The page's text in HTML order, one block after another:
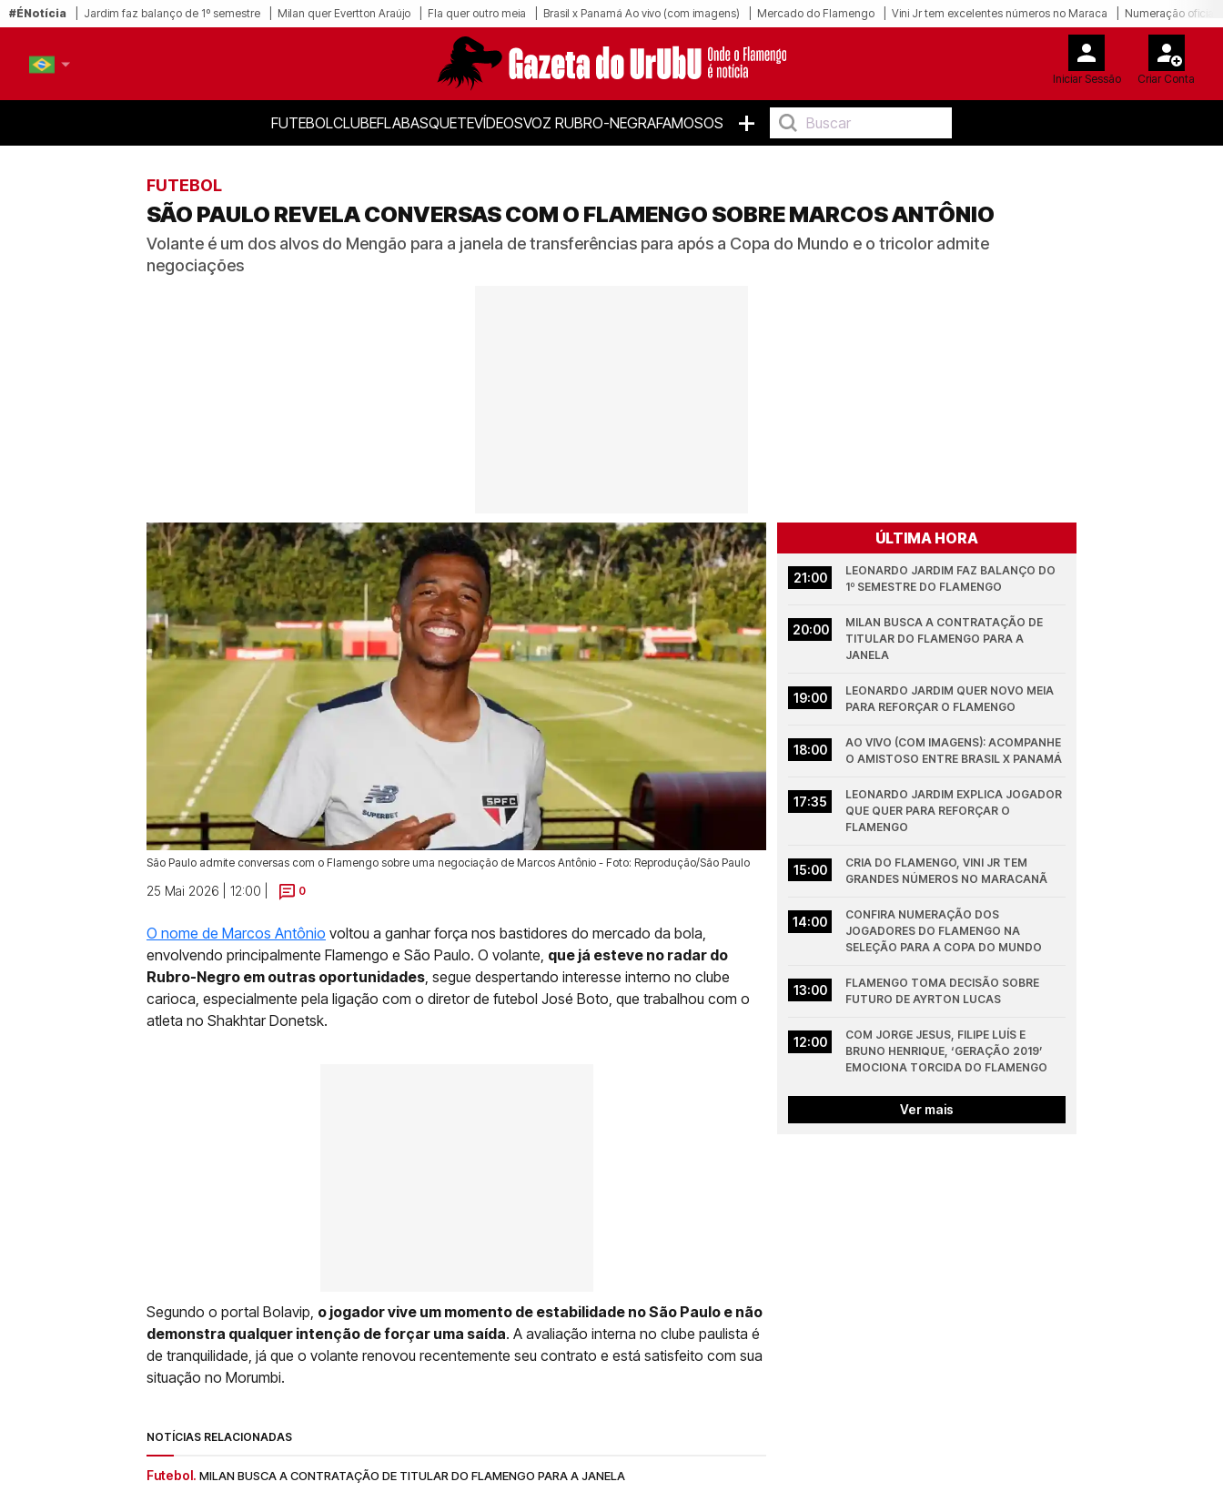
#ÉNotícia Jardim faz balanço de 1º semestre Milan quer Evertton Araújo Fla quer outro meia Brasil x Panamá Ao vivo (com imagens) Mercado do Flamengo Vini Jr tem excelentes números no Maraca Numeração oficial
Iniciar Sessão Criar Conta
FUTEBOLCLUBEFLABASQUETEVÍDEOSVOZ RUBRO-NEGRAFAMOSOS +
FUTEBOL
SÃO PAULO REVELA CONVERSAS COM O FLAMENGO SOBRE MARCOS ANTÔNIO
Volante é um dos alvos do Mengão para a janela de transferências para após a Copa do Mundo e o tricolor admite
negociações
São Paulo admite conversas com o Flamengo sobre uma negociação de Marcos Antônio - Foto: Reprodução/São Paulo
25 Mai 2026 | 12:00 | 0
O nome de Marcos Antônio voltou a ganhar força nos bastidores do mercado da bola,
envolvendo principalmente Flamengo e São Paulo. O volante, que já esteve no radar do
Rubro-Negro em outras oportunidades, segue despertando interesse interno no clube
carioca, especialmente pela ligação com o diretor de futebol José Boto, que trabalhou com o
atleta no Shakhtar Donetsk.
Segundo o portal Bolavip, o jogador vive um momento de estabilidade no São Paulo e não
demonstra qualquer intenção de forçar uma saída. A avaliação interna no clube paulista é
de tranquilidade, já que o volante renovou recentemente seu contrato e está satisfeito com sua
situação no Morumbi.
NOTÍCIAS RELACIONADAS
Futebol. MILAN BUSCA A CONTRATAÇÃO DE TITULAR DO FLAMENGO PARA A JANELA
ÚLTIMA HORA
21:00
LEONARDO JARDIM FAZ BALANÇO DO
1º SEMESTRE DO FLAMENGO
20:00
MILAN BUSCA A CONTRATAÇÃO DE
TITULAR DO FLAMENGO PARA A
JANELA
19:00
LEONARDO JARDIM QUER NOVO MEIA
PARA REFORÇAR O FLAMENGO
18:00
AO VIVO (COM IMAGENS): ACOMPANHE
O AMISTOSO ENTRE BRASIL X PANAMÁ
17:35
LEONARDO JARDIM EXPLICA JOGADOR
QUE QUER PARA REFORÇAR O
FLAMENGO
15:00
CRIA DO FLAMENGO, VINI JR TEM
GRANDES NÚMEROS NO MARACANÃ
14:00
CONFIRA NUMERAÇÃO DOS
JOGADORES DO FLAMENGO NA
SELEÇÃO PARA A COPA DO MUNDO
13:00
FLAMENGO TOMA DECISÃO SOBRE
FUTURO DE AYRTON LUCAS
12:00
COM JORGE JESUS, FILIPE LUÍS E
BRUNO HENRIQUE, ‘GERAÇÃO 2019’
EMOCIONA TORCIDA DO FLAMENGO
Ver mais